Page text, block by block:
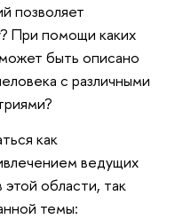
позволяет
При помощи каких
быть описано
с различными
как
ведущих
области, так
темы: